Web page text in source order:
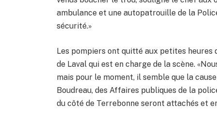
ambulance et une autopatrouille de la
sécurité.»
Les pompiers ont quitté aux petites heures
de Laval qui est en charge de la scène.
mais pour le moment, il semble que la
Boudreau, des Affaires publiques de la
du côté de Terrebonne seront attachés et